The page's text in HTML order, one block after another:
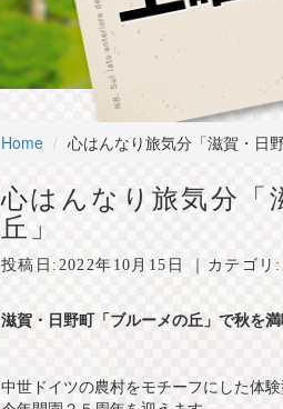
Home 心はんなり旅気分「滋賀・日
心はんなり旅気分
丘」
投稿日: 2022年10月15日 ｜カテゴ
滋賀・日野町「ブルーメの丘」で秋を
中世ドイツの農村をモチーフにした体